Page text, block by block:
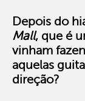
Depois do
Mall, que é
vinham
aquelas
direção?